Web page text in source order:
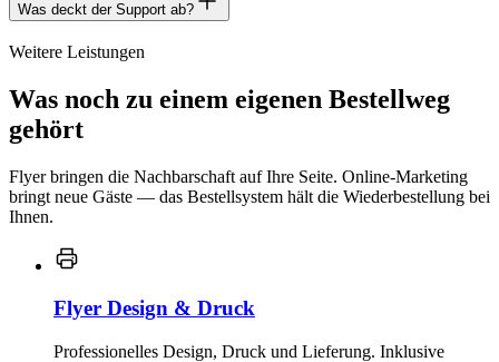
Was deckt der Support ab?
Weitere Leistungen
Was noch zu einem eigenen Bestellweg
gehört
Flyer bringen die Nachbarschaft auf Ihre Seite. Online-Marketing
bringt neue Gäste — das Bestellsystem hält die Wiederbestellung bei
Ihnen.
Flyer Design & Druck
Professionelles Design, Druck und Lieferung. Inklusive